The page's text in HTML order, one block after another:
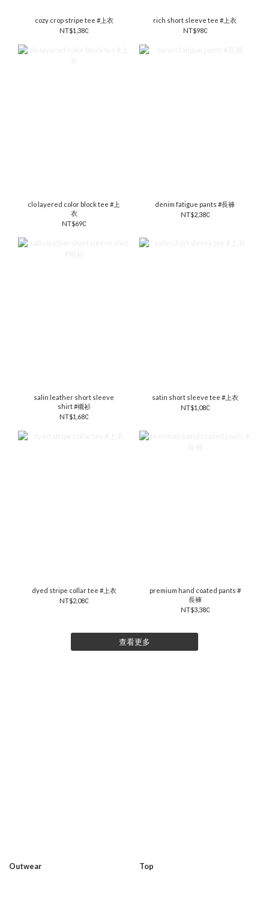
cozy crop stripe tee #上衣
NT$1,380
rich short sleeve tee #上衣
NT$980
clo layered color block tee #上
衣
NT$690
denim fatigue pants #長褲
NT$2,380
salin leather short sleeve
shirt #襯衫
NT$1,680
satin short sleeve tee #上衣
NT$1,080
dyed stripe collar tee #上衣
NT$2,080
premium hand coated pants #
長褲
NT$3,380
查看更多
Outwear Top